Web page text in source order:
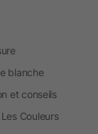
blanche
et conseils
Couleurs